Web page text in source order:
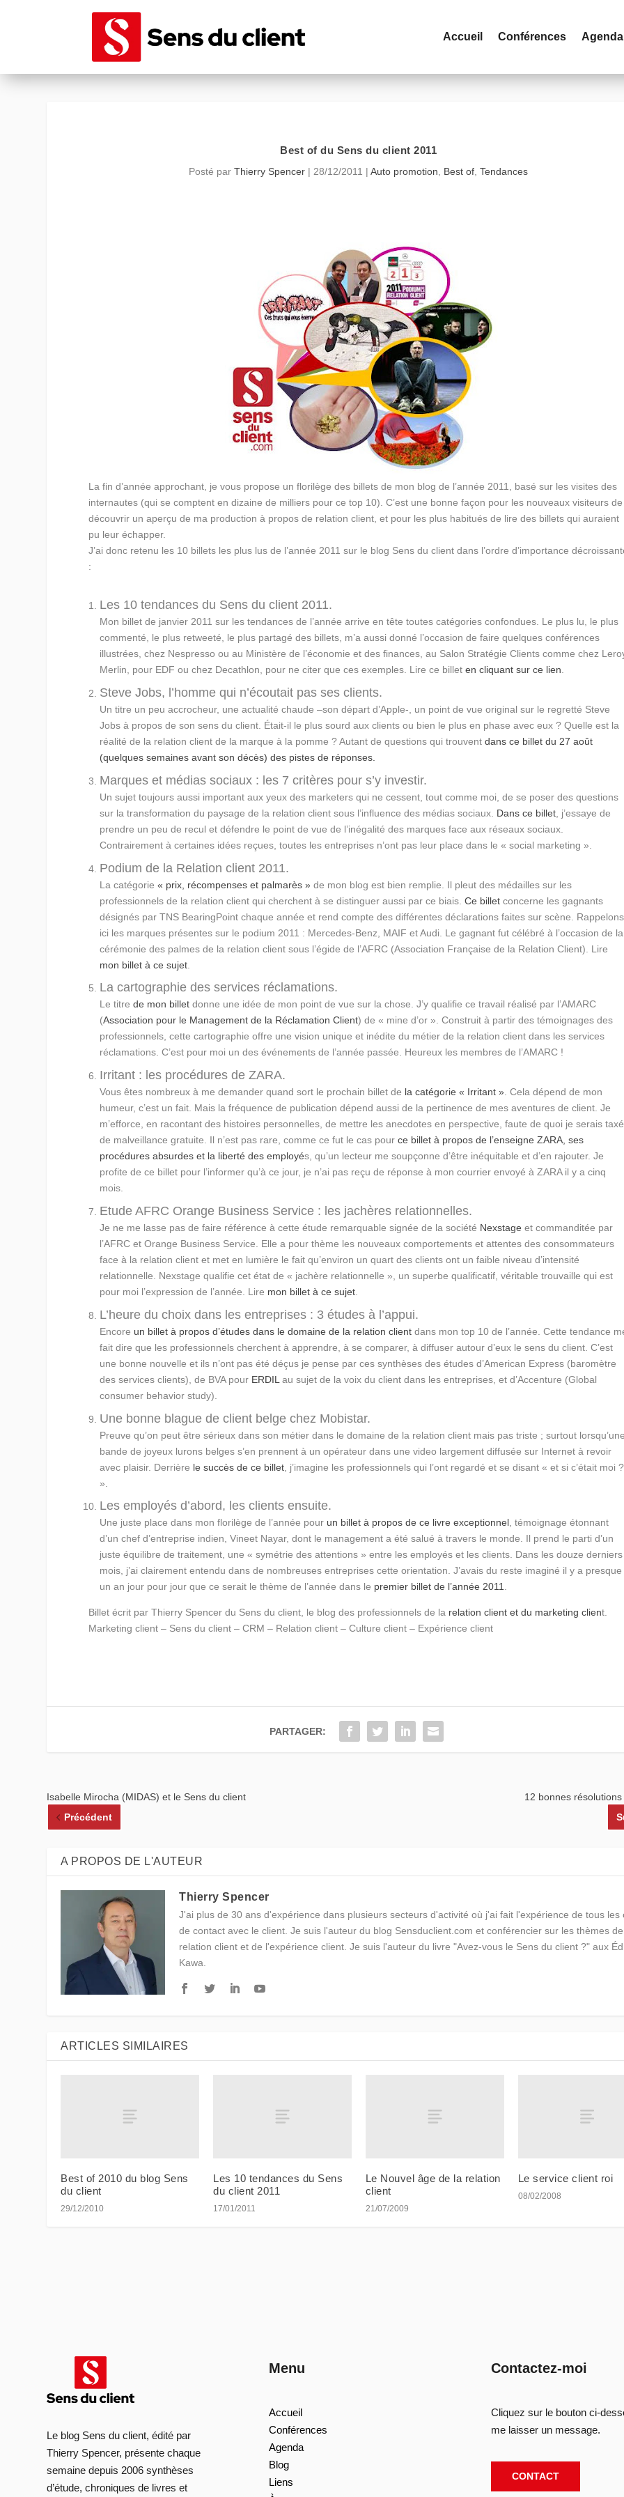
Accueil Conférences Agenda
Best of du Sens du client 2011
Posté parThierry Spencer | 28/12/2011 |Auto promotion Best of ,Tendances
La fin d’année approchant, je vous propose un florilège des billets de mon blog de l’année 2011, basé sur les visites des
internautes (qui se comptent en dizaine de milliers pour ce top 10). C’est une bonne façon pour les nouveaux visiteurs de
découvrir un aperçu de ma production à propos de relation client, et pour les plus habitués de lire des billets qui auraient
pu leur échapper.
J’ai donc retenu les 10 billets les plus lus de l’année 2011 sur le blog Sens du client dans l’ordre d’importance
:
Les 10 tendances du Sens du client 2011.
Mon billet de janvier 2011 sur les tendances de l’année arrive en tête toutes catégories confondues. Le plus lu, le plus
commenté, le plus retweeté, le plus partagé des billets, m’a aussi donné l’occasion de faire quelques conférences
illustrées, chez Nespresso ou au Ministère de l’économie et des finances, au Salon Stratégie Clients comme chez
Merlin, pour EDF ou chez Decathlon, pour ne citer que ces exemples. Lire ce billeten cliquant sur ce lien
Steve Jobs, l’homme qui n’écoutait pas ses clients.
Un titre un peu accrocheur, une actualité chaude –son départ d’Apple-, un point de vue original sur le regretté Steve
Jobs à propos de son sens du client. Était-il le plus sourd aux clients ou bien le plus en phase avec eux ? Quelle est la
réalité de la relation client de la marque à la pomme ? Autant de questions qui trouventdans ce billet du 27 août
(quelques semaines avant son décès) des pistes de réponses.
Marques et médias sociaux : les 7 critères pour s’y investir.
Un sujet toujours aussi important aux yeux des marketers qui ne cessent, tout comme moi, de se poser des questions
sur la transformation du paysage de la relation client sous l’influence des médias sociaux. Dans ce billet , j’essaye de
prendre un peu de recul et défendre le point de vue de l’inégalité des marques face aux réseaux sociaux.
Contrairement à certaines idées reçues, toutes les entreprises n’ont pas leur place dans le « social marketing ».
Podium de la Relation client 2011.
La catégorie« prix, récompenses et palmarès » de mon blog est bien remplie. Il pleut des médailles sur les
professionnels de la relation client qui cherchent à se distinguer aussi par ce biais.Ce billet concerne les gagnants
désignés par TNS BearingPoint chaque année et rend compte des différentes déclarations faites sur scène. Rappelons
ici les marques présentes sur le podium 2011 : Mercedes-Benz, MAIF et Audi. Le gagnant fut célébré à l’occasion de la
cérémonie des palmes de la relation client sous l’égide de l’AFRC (Association Française de la Relation Client). Lire
mon billet à ce sujet
La cartographie des services réclamations.
Le titrede mon billetdonne une idée de mon point de vue sur la chose. J’y qualifie ce travail réalisé par l’AMARC
(Association pour le Management de la Réclamation Client) de « mine d’or ». Construit à partir des témoignages des
professionnels, cette cartographie offre une vision unique et inédite du métier de la relation client dans les services
réclamations. C’est pour moi un des événements de l’année passée. Heureux les membres de l’AMARC !
Irritant : les procédures de ZARA.
Vous êtes nombreux à me demander quand sort le prochain billet de la catégorie « Irritant » . Cela dépend de mon
humeur, c’est un fait. Mais la fréquence de publication dépend aussi de la pertinence de mes aventures de client. Je
m’efforce, en racontant des histoires personnelles, de mettre les anecdotes en perspective, faute de quoi je serais taxé
de malveillance gratuite. Il n’est pas rare, comme ce fut le cas pource billet à propos de l’enseigne ZARA, ses
procédures absurdes et la liberté des employés, qu’un lecteur me soupçonne d’être inéquitable et d’en rajouter. Je
profite de ce billet pour l’informer qu’à ce jour, je n’ai pas reçu de réponse à mon courrier envoyé à ZARA il y a cinq
mois.
Etude AFRC Orange Business Service : les jachères relationnelles.
Je ne me lasse pas de faire référence à cette étude remarquable signée de la société Nexstage et commanditée par
l’AFRC et Orange Business Service. Elle a pour thème les nouveaux comportements et attentes des consommateurs
face à la relation client et met en lumière le fait qu’environ un quart des clients ont un faible niveau d’intensité
relationnelle. Nexstage qualifie cet état de « jachère relationnelle », un superbe qualificatif, véritable trouvaille qui est
pour moi l’expression de l’année. Lire mon billet à ce sujet
L’heure du choix dans les entreprises : 3 études à l’appui.
Encore un billet à propos d’études dans le domaine de la relation client dans mon top 10 de l’année. Cette tendance
fait dire que les professionnels cherchent à apprendre, à se comparer, à diffuser autour d’eux le sens du client. C’est
une bonne nouvelle et ils n’ont pas été déçus je pense par ces synthèses des études d’American Express (baromètre
des services clients), de BVA pour ERDIL au sujet de la voix du client dans les entreprises, et d’Accenture (Global
consumer behavior study).
Une bonne blague de client belge chez Mobistar.
Preuve qu’on peut être sérieux dans son métier dans le domaine de la relation client mais pas triste ; surtout lorsqu’une
bande de joyeux lurons belges s’en prennent à un opérateur dans une video largement diffusée sur Internet à revoir
avec plaisir. Derrière le succès de ce billet , j’imagine les professionnels qui l’ont regardé et se disant « et si c’était moi ?
».
Les employés d’abord, les clients ensuite.
Une juste place dans mon florilège de l’année pour un billet à propos de ce livre exceptionnel, témoignage étonnant
d’un chef d’entreprise indien, Vineet Nayar, dont le management a été salué à travers le monde. Il prend le parti d’un
juste équilibre de traitement, une « symétrie des attentions » entre les employés et les clients. Dans les douze derniers
mois, j’ai clairement entendu dans de nombreuses entreprises cette orientation. J’avais du reste imaginé il y a presque
un an jour pour jour que ce serait le thème de l’année dans le premier billet de l’année 2011.
Billet écrit par Thierry Spencer du Sens du client, le blog des professionnels de la relation client et du marketing client.
Marketing client – Sens du client – CRM – Relation client – Culture client – Expérience client
PARTAGER:
Isabelle Mirocha (MIDAS) et le Sens du client
Précédent
12 bonnes
A PROPOS DE L'AUTEUR
Thierry Spencer
J'ai plus de 30 ans d'expérience dans plusieurs secteurs d'activité où j'ai fait l'expérience de tous les
de contact avec le client. Je suis l'auteur du blog Sensduclient.com et conférencier sur les thèmes
relation client et de l'expérience client. Je suis l'auteur du livre "Avez-vous le Sens du client ?" aux
Kawa.
ARTICLES SIMILAIRES
Best of 2010 du blog Sens
du client
29/12/2010
Les 10 tendances du Sens
du client 2011
17/01/2011
Le Nouvel âge de la relation
client
21/07/2009
Le service client roi
08/02/2008
Le blog Sens du client, édité par
Thierry Spencer, présente chaque
semaine depuis 2006 synthèses
d’étude, chroniques de livres et
Menu
Accueil
Conférences
Agenda
Blog
Liens
Contactez-moi
Cliquez sur le bouton ci-
me laisser un message.
CONTACT